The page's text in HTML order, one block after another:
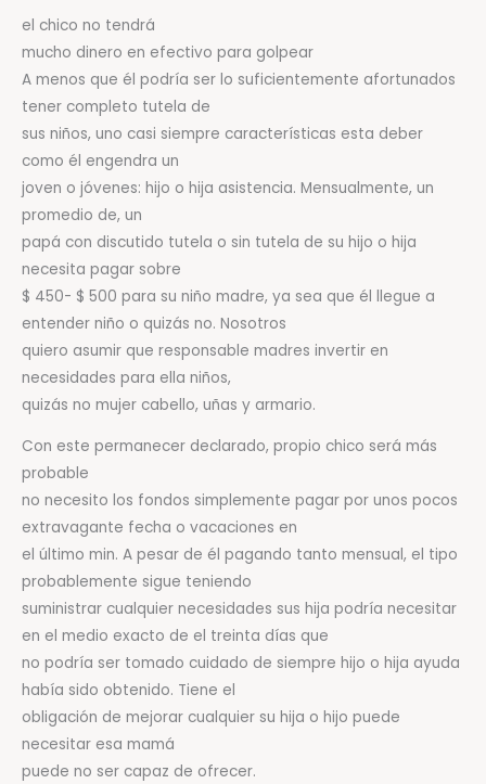
el chico no tendrá
mucho dinero en efectivo para golpear
A menos que él podría ser lo suficientemente afortunados
tener completo tutela de
sus niños, uno casi siempre características esta deber
como él engendra un
joven o jóvenes: hijo o hija asistencia. Mensualmente, un
promedio de, un
papá con discutido tutela o sin tutela de su hijo o hija
necesita pagar sobre
$ 450- $ 500 para su niño madre, ya sea que él llegue a
entender niño o quizás no. Nosotros
quiero asumir que responsable madres invertir en
necesidades para ella niños,
quizás no mujer cabello, uñas y armario.
Con este permanecer declarado, propio chico será más
probable
no necesito los fondos simplemente pagar por unos pocos
extravagante fecha o vacaciones en
el último min. A pesar de él pagando tanto mensual, el tipo
probablemente sigue teniendo
suministrar cualquier necesidades sus hija podría necesitar
en el medio exacto de el treinta días que
no podría ser tomado cuidado de siempre hijo o hija ayuda
había sido obtenido. Tiene el
obligación de mejorar cualquier su hija o hijo puede
necesitar esa mamá
puede no ser capaz de ofrecer.